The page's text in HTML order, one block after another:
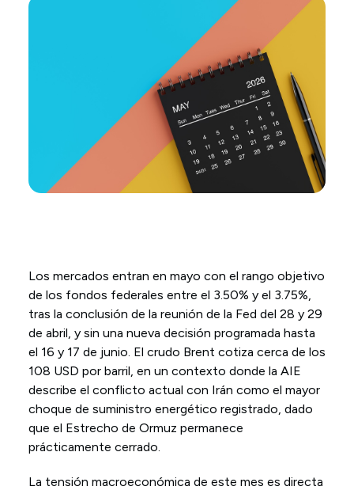
Los mercados entran en mayo con el rango objetivo
de los fondos federales entre el 3.50% y el 3.75%,
tras la conclusión de la reunión de la Fed del 28 y 29
de abril, y sin una nueva decisión programada hasta
el 16 y 17 de junio. El crudo Brent cotiza cerca de los
108 USD por barril, en un contexto donde la AIE
describe el conflicto actual con Irán como el mayor
choque de suministro energético registrado, dado
que el Estrecho de Ormuz permanece
prácticamente cerrado.
La tensión macroeconómica de este mes es directa